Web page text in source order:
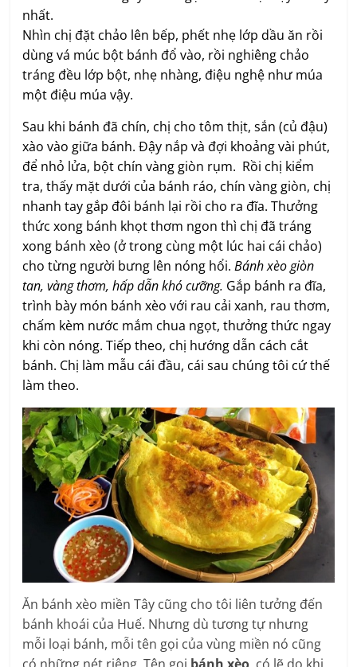
nhất.
Nhìn chị đặt chảo lên bếp, phết nhẹ lớp dầu ăn rồi
dùng vá múc bột bánh đổ vào, rồi nghiêng chảo
tráng đều lớp bột, nhẹ nhàng, điệu nghệ như múa
một điệu múa vậy.
Sau khi bánh đã chín, chị cho tôm thịt, sắn (củ đậu)
xào vào giữa bánh. Đậy nắp và đợi khoảng vài phút,
để nhỏ lửa, bột chín vàng giòn rụm. Rồi chị kiểm
tra, thấy mặt dưới của bánh ráo, chín vàng giòn, chị
nhanh tay gắp đôi bánh lại rồi cho ra đĩa. Thưởng
thức xong bánh khọt thơm ngon thì chị đã tráng
xong bánh xèo (ở trong cùng một lúc hai cái chảo)
cho từng người bưng lên nóng hổi.Bánh xèo giòn
tan, vàng thơm, hấp dẫn khó cưỡng. Gắp bánh ra đĩa,
trình bày món bánh xèo với rau cải xanh, rau thơm,
chấm kèm nước mắm chua ngọt, thưởng thức ngay
khi còn nóng.Tiếp theo, chị hướng dẫn cách cắt
bánh. Chị làm mẫu cái đầu, cái sau chúng tôi cứ thế
làm theo.
Ăn bánh xèo miền Tây cũng cho tôi liên tưởng đến
bánh khoái của Huế. Nhưng dù tương tự nhưng
mỗi loại bánh, mỗi tên gọi của vùng miền nó cũng